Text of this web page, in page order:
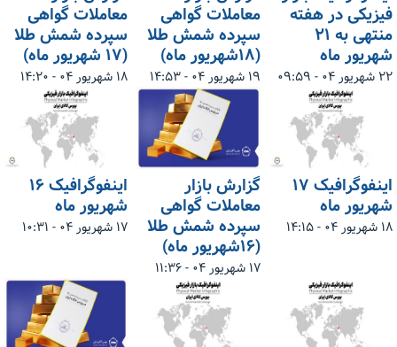
فیزیکی در هفته
منتهی به ۲۱
شهریور ماه
۲۲ شهریور ۰۴ - ۰۹:۵۹
معاملات گواهی
سپرده شمش طلا
(۱۸شهریور ماه)
۱۹ شهریور ۰۴ - ۱۴:۵۳
معاملات گواهی
سپرده شمش طلا
(۱۷ شهریور ماه)
۱۸ شهریور ۰۴ - ۱۴:۲۰
اینفوگرافیک ۱۷
شهریور ماه
۱۸ شهریور ۰۴ - ۱۴:۱۵
گزارش بازار
معاملات گواهی
سپرده شمش طلا
(۱۶شهریور ماه)
۱۷ شهریور ۰۴ - ۱۱:۳۶
اینفوگرافیک ۱۶
شهریور ماه
۱۷ شهریور ۰۴ - ۱۰:۳۱